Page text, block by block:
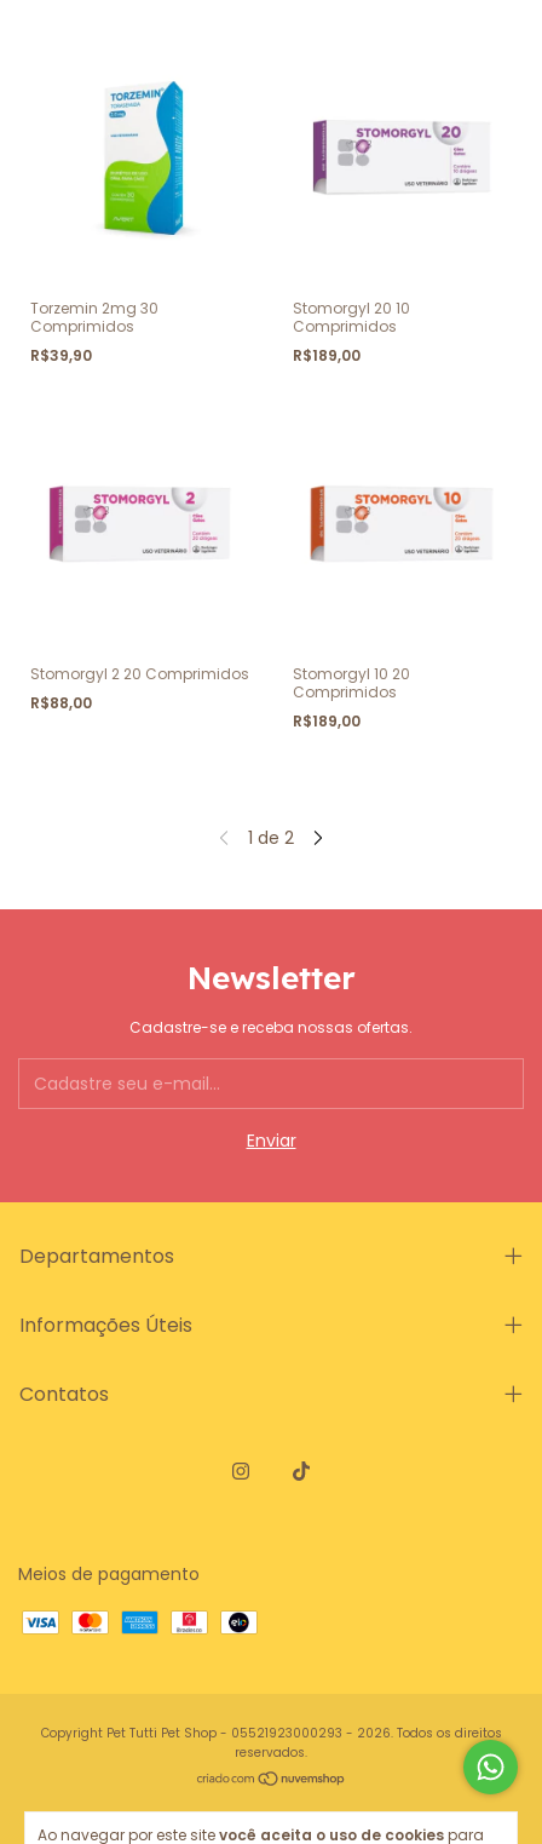
Ao navegar por este sitevocê aceita o uso de cookiespara
Torzemin 2mg 30
Comprimidos
R$39,90
Stomorgyl 20 10
Comprimidos
R$189,00
Stomorgyl 2 20 Comprimidos
R$88,00
Stomorgyl 10 20
Comprimidos
R$189,00
1 de 2
Newsletter
Cadastre-se e receba nossas ofertas.
Departamentos
Informações Úteis
Contatos
Meios de pagamento
Copyright Pet Tutti Pet Shop - 05521923000293 - 2026. Todos os direitos
reservados.